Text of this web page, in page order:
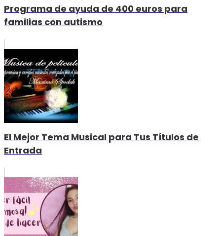
Programa de ayuda de 400 euros para
familias con autismo
El Mejor Tema Musical para Tus Títulos de
Entrada